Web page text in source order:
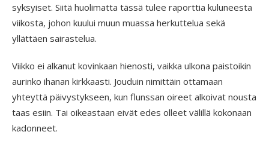
syksyiset. Siitä huolimatta tässä tulee raporttia kuluneesta
viikosta, johon kuului muun muassa herkuttelua sekä
yllättäen sairastelua.
Viikko ei alkanut kovinkaan hienosti, vaikka ulkona paistoikin
aurinko ihanan kirkkaasti. Jouduin nimittäin ottamaan
yhteyttä päivystykseen, kun flunssan oireet alkoivat nousta
taas esiin. Tai oikeastaan eivät edes olleet välillä kokonaan
kadonneet.